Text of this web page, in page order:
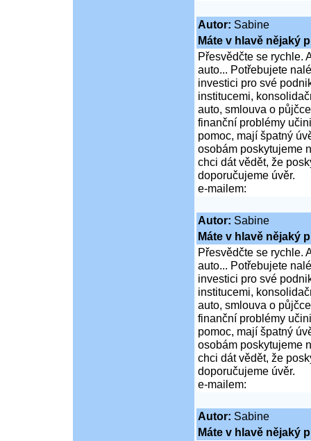
Autor: Sabine
Máte v hlavě nějaký
Přesvědčte se rychle.
auto... Potřebujete
investici pro své
institucemi,
auto, smlouva o
finanční problémy
pomoc, mají špatný
osobám poskytujeme
chci dát vědět, že
doporučujeme úvěr.
e-mailem:
Autor: Sabine
Máte v hlavě nějaký
Přesvědčte se rychle.
auto... Potřebujete
investici pro své
institucemi,
auto, smlouva o
finanční problémy
pomoc, mají špatný
osobám poskytujeme
chci dát vědět, že
doporučujeme úvěr.
e-mailem:
Autor: Sabine
Máte v hlavě nějaký